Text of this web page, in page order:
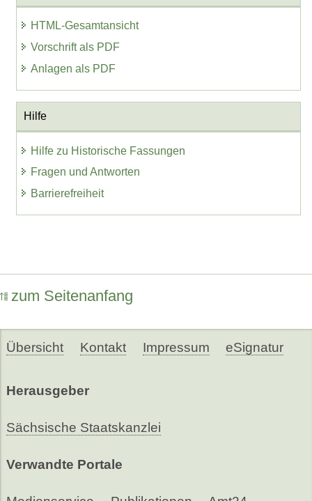
HTML-Gesamtansicht
Vorschrift als PDF
Anlagen als PDF
Hilfe
Hilfe zu Historische Fassungen
Fragen und Antworten
Barrierefreiheit
zum Seitenanfang
Übersicht Kontakt Impressum eSignatur
Herausgeber
Sächsische Staatskanzlei
Verwandte Portale